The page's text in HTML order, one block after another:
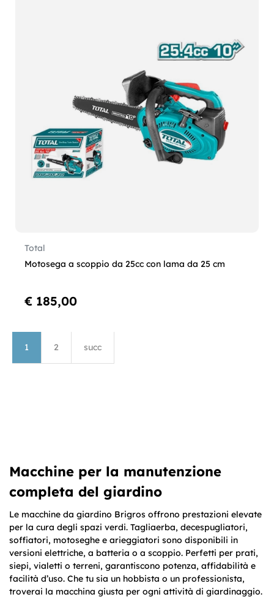
Total
Motosega a scoppio da 25cc con lama da 25 cm
€ 185,00
1 2 succ
Macchine per la manutenzione
completa del giardino
Le macchine da giardino Brigros offrono prestazioni elevate
per la cura degli spazi verdi. Tagliaerba, decespugliatori,
soffiatori, motoseghe e arieggiatori sono disponibili in
versioni elettriche, a batteria o a scoppio. Perfetti per prati,
siepi, vialetti o terreni, garantiscono potenza, affidabilità e
facilità d’uso. Che tu sia un hobbista o un professionista,
troverai la macchina giusta per ogni attività di giardinaggio.